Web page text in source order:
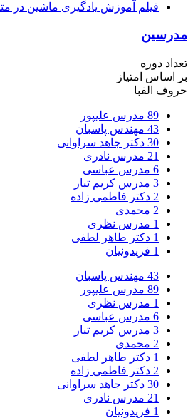
فیلم آموزش یادگیری ماشین در
مدرسین
تعداد دوره
بر اساس امتیاز
حروف الفبا
89 مدرس علیپور
43 مهندس پاسبان
30 دکتر جاهد سراوانی
21 مدرس نادری
6 مدرس عباسی
3 مدرس کریم تبار
2 دکتر فاطمی زاده
2 محمدی
1 مدرس نظری
1 دکتر طاهر لطفی
1 فریدونیان
43 مهندس پاسبان
89 مدرس علیپور
1 مدرس نظری
6 مدرس عباسی
3 مدرس کریم تبار
2 محمدی
1 دکتر طاهر لطفی
2 دکتر فاطمی زاده
30 دکتر جاهد سراوانی
21 مدرس نادری
1 فریدونیان